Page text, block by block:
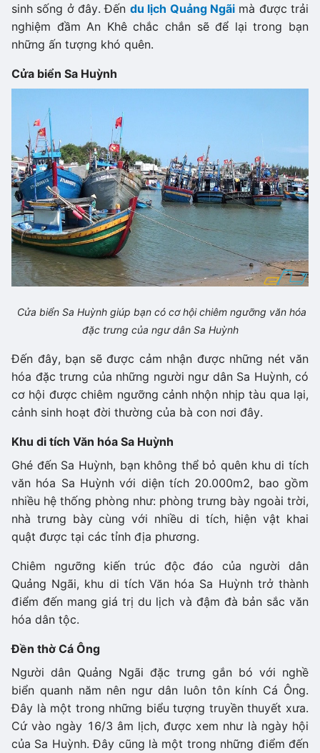
sinh sống ở đây. Đến du lịch Quảng Ngãimà được trải
nghiệm đầm An Khê chắc chắn sẽ để lại trong bạn
những ấn tượng khó quên.
Cửa biển Sa Huỳnh
Cửa biển Sa Huỳnh giúp bạn có cơ hội chiêm ngưỡng văn hóa
đặc trưng của ngư dân Sa Huỳnh
Đến đây, bạn sẽ được cảm nhận được những nét văn
hóa đặc trưng của những người ngư dân Sa Huỳnh, có
cơ hội được chiêm ngưỡng cảnh nhộn nhịp tàu qua lại,
cảnh sinh hoạt đời thường của bà con nơi đây.
Khu di tích Văn hóa Sa Huỳnh
Ghé đến Sa Huỳnh, bạn không thể bỏ quên khu di tích
văn hóa Sa Huỳnh với diện tích 20.000m2, bao gồm
nhiều hệ thống phòng như: phòng trưng bày ngoài trời,
nhà trưng bày cùng với nhiều di tích, hiện vật khai
quật được tại các tỉnh địa phương.
Chiêm ngưỡng kiến trúc độc đáo của người dân
Quảng Ngãi, khu di tích Văn hóa Sa Huỳnh trở thành
điểm đến mang giá trị du lịch và đậm đà bản sắc văn
hóa dân tộc.
Đền thờ Cá Ông
Người dân Quảng Ngãi đặc trưng gắn bó với nghề
biển quanh năm nên ngư dân luôn tôn kính Cá Ông.
Đây là một trong những biểu tượng truyền thuyết xưa.
Cứ vào ngày 16/3 âm lịch, được xem như là ngày hội
của Sa Huỳnh. Đây cũng là một trong những điểm đến